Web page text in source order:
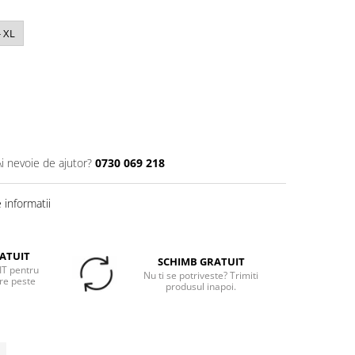
XL
nevoie de ajutor? 0730 069 218
informatii
pentru
peste
SCHIMB GRATUIT
Nu ti se potriveste? Trimiti
produsul inapoi.